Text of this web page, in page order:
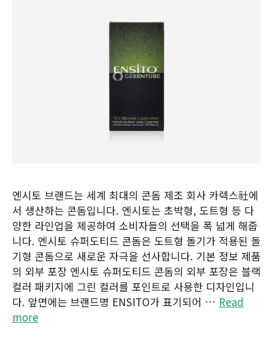
엔시토 브랜드는 세계 최대의 콘돔 제조 회사 카렉스社에
서 생산하는 콘돔입니다. 엔시토는 초박형, 도트형 등 다
양한 라인업을 제공하여 소비자들의 선택을 폭 넓게 해줍
니다. 엔시토 슈퍼도티드 콘돔은 도트형 돌기가 적용된 돌
기형 콘돔으로 새로운 자극을 선사합니다. 기본 정보 제품
의 외부 포장 엔시토 슈퍼도티드 콘돔의 외부 포장은 블랙
컬러 패키지에 그린 컬러를 포인트로 사용한 디자인입니
다. 앞면에는 브랜드명 ENSITO가 표기되어 … Read
more